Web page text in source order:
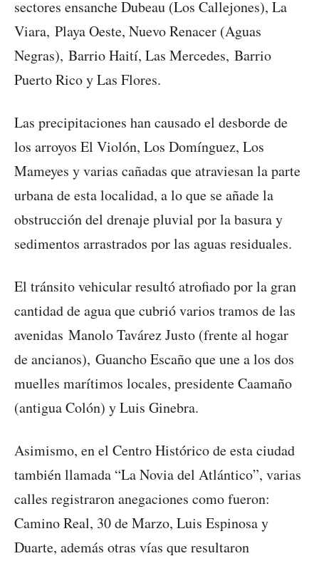
sectores ensanche Dubeau (Los Callejones), La
Viara, Playa Oeste, Nuevo Renacer (Aguas
Negras), Barrio Haití, Las Mercedes, Barrio
Puerto Rico y Las Flores.
Las precipitaciones han causado el desborde de
los arroyos El Violón, Los Domínguez, Los
Mameyes y varias cañadas que atraviesan la parte
urbana de esta localidad, a lo que se añade la
obstrucción del drenaje pluvial por la basura y
sedimentos arrastrados por las aguas residuales.
El tránsito vehicular resultó atrofiado por la gran
cantidad de agua que cubrió varios tramos de las
avenidas Manolo Tavárez Justo (frente al hogar
de ancianos), Guancho Escaño que une a los dos
muelles marítimos locales, presidente Caamaño
(antigua Colón) y Luis Ginebra.
Asimismo, en el Centro Histórico de esta ciudad
también llamada “La Novia del Atlántico”, varias
calles registraron anegaciones como fueron:
Camino Real, 30 de Marzo, Luis Espinosa y
Duarte, además otras vías que resultaron